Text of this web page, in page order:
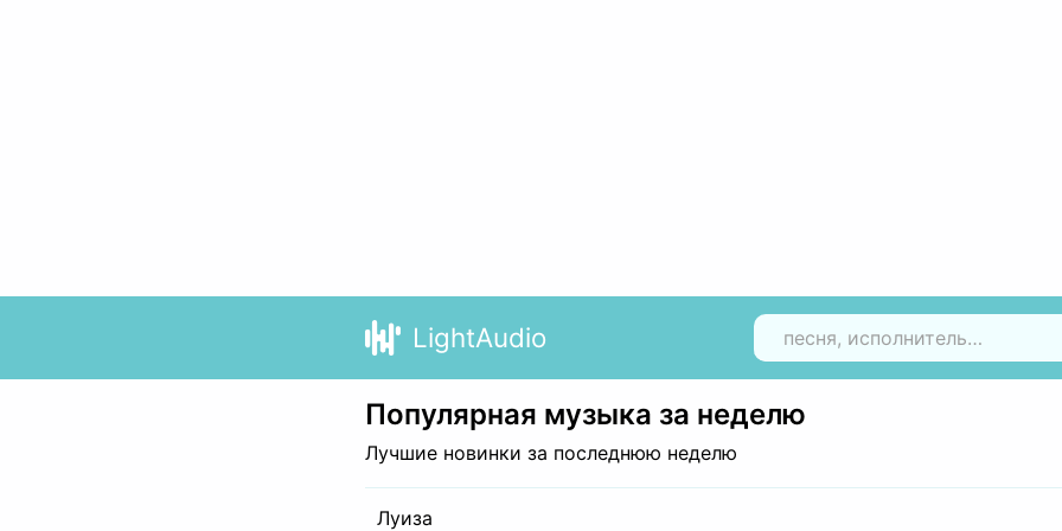
LightAudio
Популярная музыка за неделю
Лучшие новинки за последнюю неделю
Луиза